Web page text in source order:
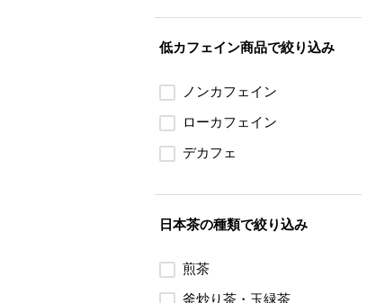
低カフェイン商品で絞り込み
ノンカフェイン
ローカフェイン
デカフェ
日本茶の種類で絞り込み
煎茶
釜炒り茶・玉緑茶